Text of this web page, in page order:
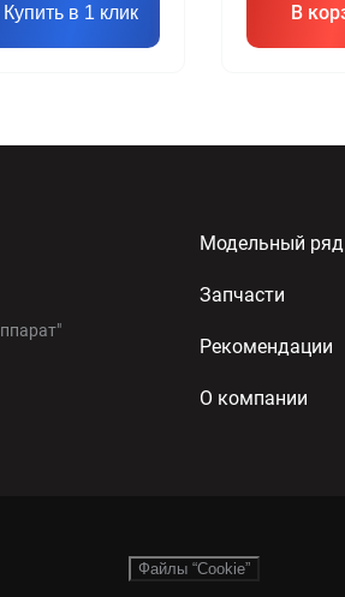
Купить в 1 клик В
Модельный ряд
Запчасти
Рекомендации
О компании
Файлы “Cookie”